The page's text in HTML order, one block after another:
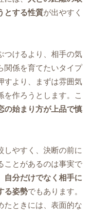
とする性質が出やすく
つけるより、相手の気
関係を育てたいタイプ
すより、まずは雰囲気
を作ろうとします。こ
の始まり方が上品で慎
しやすく、決断の前に
ことがあるのは事実で
自分だけでなく相手に
る姿勢でもあります。
たときには、表面的な